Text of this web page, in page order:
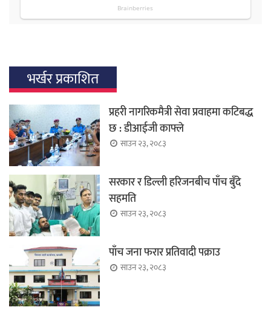
भर्खर प्रकाशित
प्रहरी नागरिकमैत्री सेवा प्रवाहमा कटिबद्ध
छ : डीआईजी काफ्ले
साउन २३, २०८३
सरकार र डिल्ली हरिजनबीच पाँच बुँदे
सहमति
साउन २३, २०८३
पाँच जना फरार प्रतिवादी पक्राउ
साउन २३, २०८३